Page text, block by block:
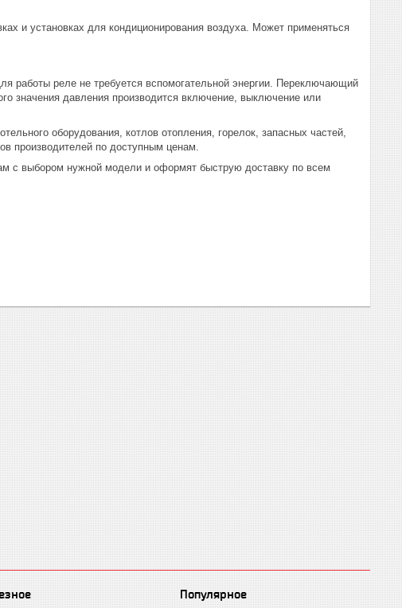
и установках для кондиционирования воздуха. Может применяться
работы реле не требуется вспомогательной энергии. Переключающий
значения давления производится включение, выключение или
оборудования, котлов отопления, горелок, запасных частей,
производителей по доступным ценам.
с выбором нужной модели и оформят быструю доставку по всем
Популярное